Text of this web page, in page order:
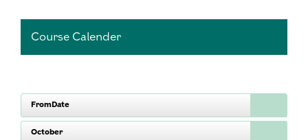
Course Calender
FromDate
October